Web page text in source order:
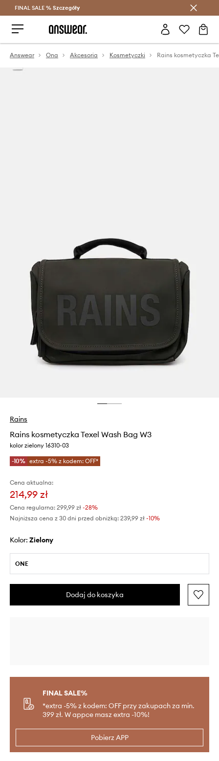
Oszczędzaj z Answear Club >
FINAL SALE % Szczegóły
Answear Ona Akcesoria Kosmetyczki
Rains
Rains kosmetyczka Texel Wash Bag W3
kolor zielony 16310-03
-10% extra -5% z kodem: OFF*
Cena aktualna:
214,99 zł
Cena regularna: 299,99 zł -28%
Najniższa cena z 30 dni przed obniżką: 239,99 zł -10%
Kolor: zielony
ONE
Dodaj do koszyka
FINAL SALE%
*extra -5% z kodem: OFF przy zakupach za min.
399 zł. W appce masz extra -10%!
Pobierz APP